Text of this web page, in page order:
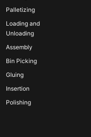
Palletizing
Loading and
Unloading
Assembly
Bin Picking
Gluing
Insertion
Polishing